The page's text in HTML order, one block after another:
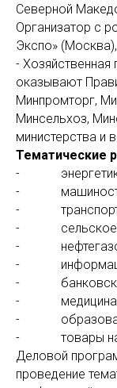
Северной
Организатор с
Экспо»
-
оказывают
Минпромторг,
Минсельхоз,
министерства и
Тематические
- энергетика
-
-
- сельское
-
-
- банковская
- медицина и
-
- товары
Деловой
проведение